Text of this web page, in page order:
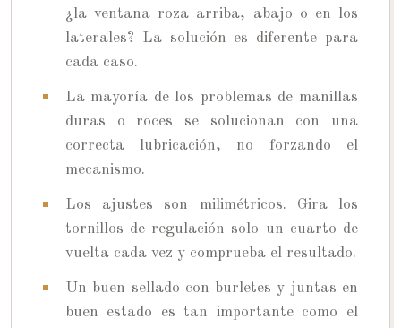
¿la ventana roza arriba, abajo o en los
laterales? La solución es diferente para
cada caso.
La mayoría de los problemas de manillas
duras o roces se solucionan con una
correcta lubricación, no forzando el
mecanismo.
Los ajustes son milimétricos. Gira los
tornillos de regulación solo un cuarto de
vuelta cada vez y comprueba el resultado.
Un buen sellado con burletes y juntas en
buen estado es tan importante como el